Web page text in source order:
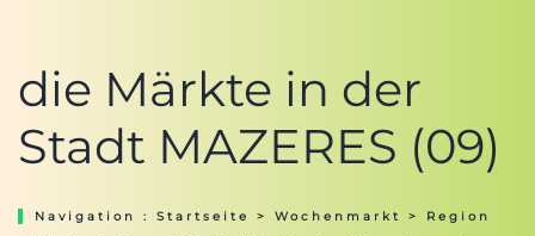
die Märkte in der
Stadt MAZERES (09)
Navigation : Startseite > Wochenmarkt > Region